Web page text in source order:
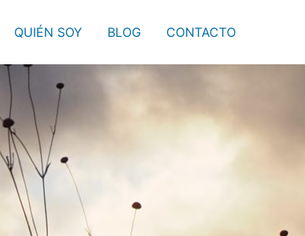
QUIÉN SOY BLOG CONTACTO